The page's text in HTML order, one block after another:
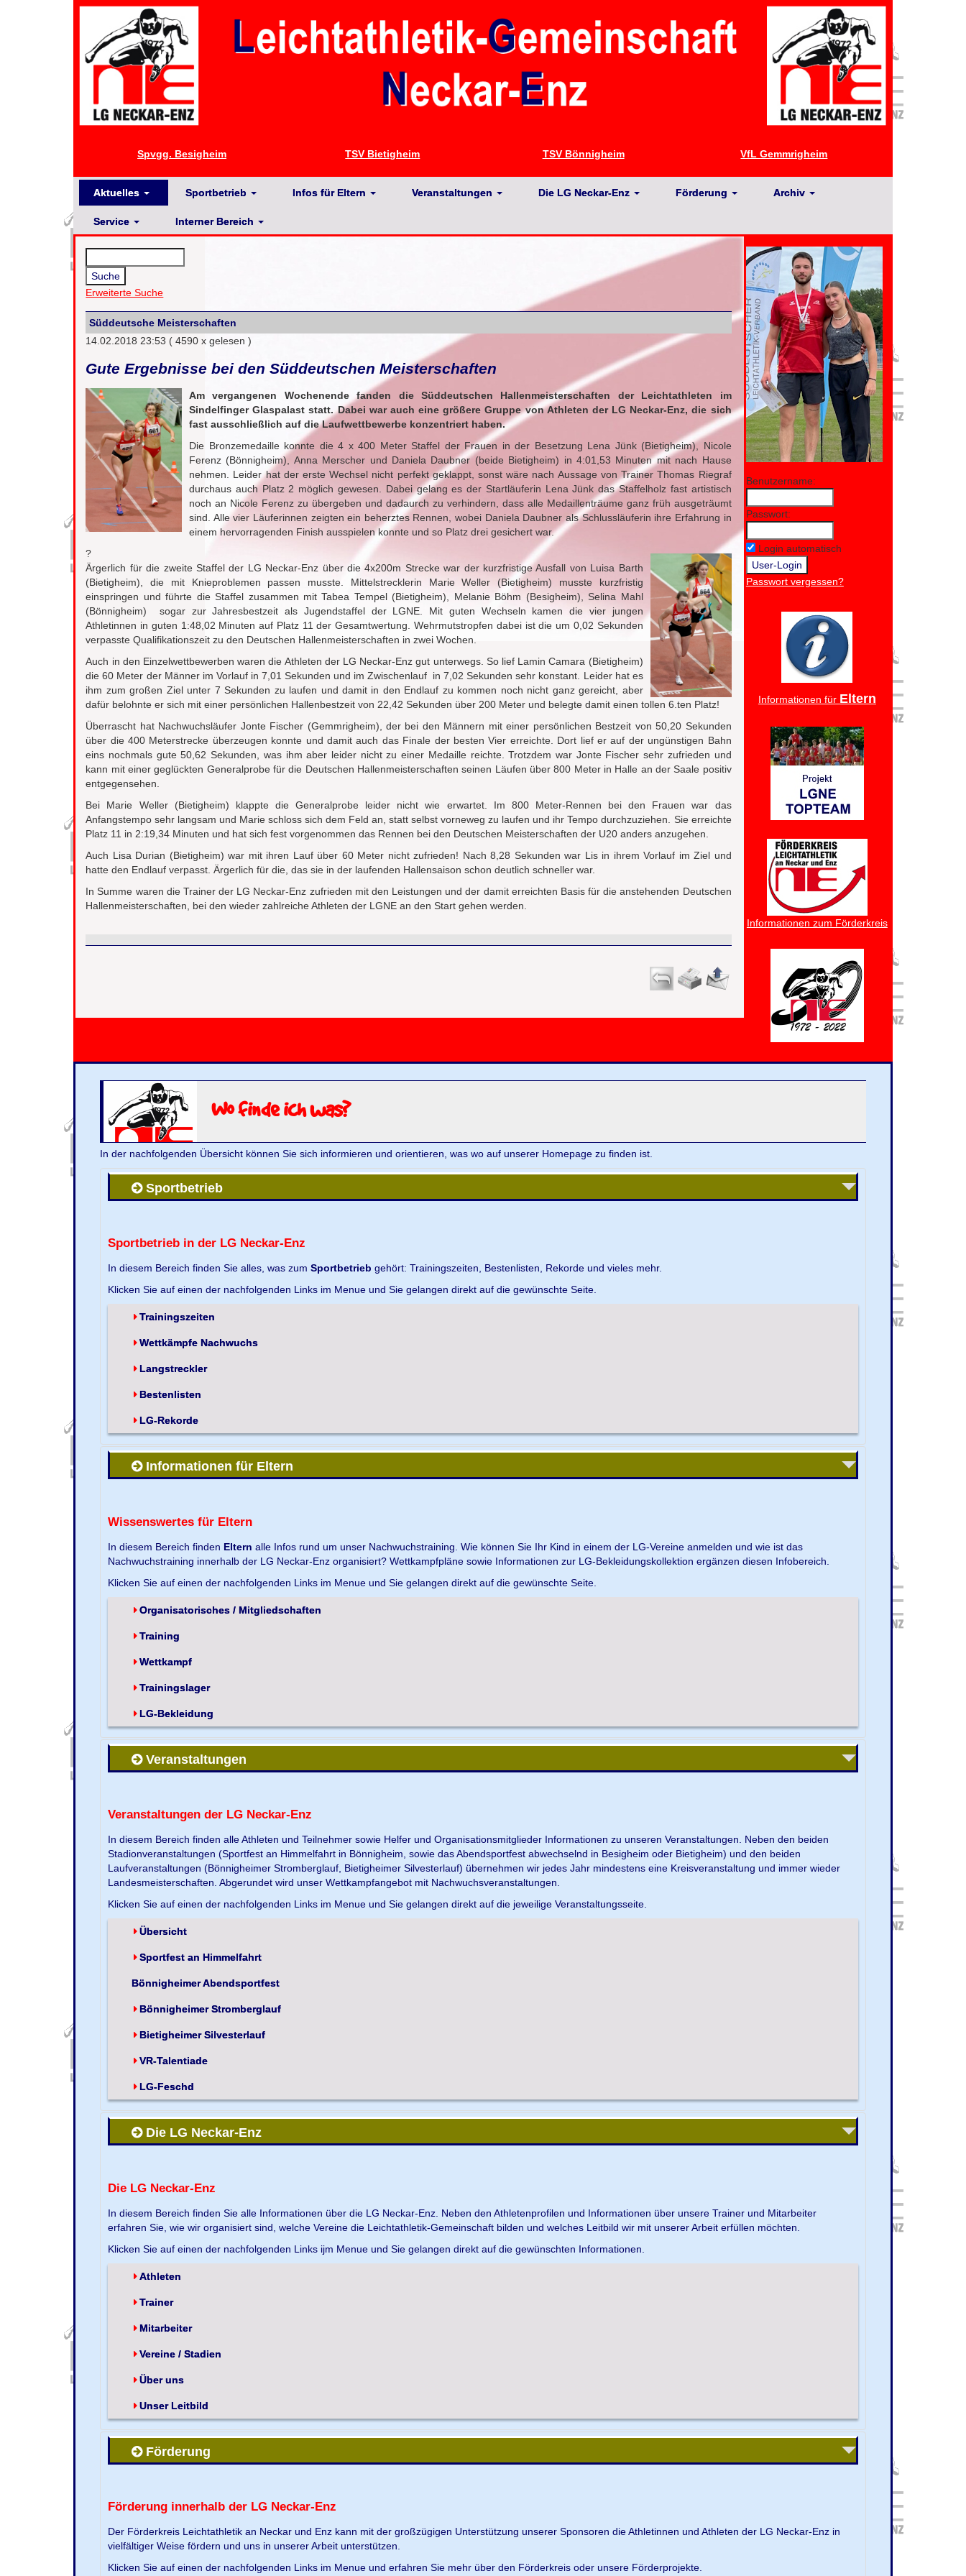
Spvgg. Besigheim TSV Bietigheim TSV Bönnigheim VfL Gemmrigheim
Aktuelles Sportbetrieb Infos für Eltern Veranstaltungen Die LG Neckar-Enz Förderung Archiv
Service Interner Bereich
Erweiterte Suche
Süddeutsche Meisterschaften
14.02.2018 23:53 ( 4590 x gelesen )
Gute Ergebnisse bei den Süddeutschen Meisterschaften
Am vergangenen Wochenende fanden die Süddeutschen Hallenmeisterschaften der Leichtathleten im
Sindelfinger Glaspalast statt. Dabei war auch eine größere Gruppe von Athleten der LG Neckar-Enz, die sich
fast ausschließlich auf die Laufwettbewerbe konzentriert haben.
Die Bronzemedaille konnte die 4 x 400 Meter Staffel der Frauen in der Besetzung Lena Jünk (Bietigheim), Nicole
Ferenz (Bönnigheim), Anna Merscher und Daniela Daubner (beide Bietigheim) in 4:01,53 Minuten mit nach Hause
nehmen. Leider hat der erste Wechsel nicht perfekt geklappt, sonst wäre nach Aussage von Trainer Thomas Riegraf
durchaus auch Platz 2 möglich gewesen. Dabei gelang es der Startläuferin Lena Jünk das Staffelholz fast artistisch
noch an Nicole Ferenz zu übergeben und dadaurch zu verhindern, dass alle Medaillenträume ganz früh ausgeträumt
sind. Alle vier Läuferinnen zeigten ein beherztes Rennen, wobei Daniela Daubner als Schlussläuferin ihre Erfahrung in
einem hervorragenden Finish ausspielen konnte und so Platz drei gesichert war.
?
Ärgerlich für die zweite Staffel der LG Neckar-Enz über die 4x200m Strecke war der kurzfristige Ausfall von Luisa Barth
(Bietigheim), die mit Knieproblemen passen musste. Mittelstrecklerin Marie Weller (Bietigheim) musste kurzfristig
einspringen und führte die Staffel zusammen mit Tabea Tempel (Bietigheim), Melanie Böhm (Besigheim), Selina Mahl
(Bönnigheim) sogar zur Jahresbestzeit als Jugendstaffel der LGNE. Mit guten Wechseln kamen die vier jungen
Athletinnen in guten 1:48,02 Minuten auf Platz 11 der Gesamtwertung. Wehrmutstropfen dabei ist die um 0,02 Sekunden
verpasste Qualifikationszeit zu den Deutschen Hallenmeisterschaften in zwei Wochen.
Auch in den Einzelwettbewerben waren die Athleten der LG Neckar-Enz gut unterwegs. So lief Lamin Camara (Bietigheim)
die 60 Meter der Männer im Vorlauf in 7,01 Sekunden und im Zwischenlauf in 7,02 Sekunden sehr konstant. Leider hat es
ihm zum großen Ziel unter 7 Sekunden zu laufen und damit in den Endlauf zu kommen noch nicht ganz gereicht, aber
dafür belohnte er sich mit einer persönlichen Hallenbestzeit von 22,42 Sekunden über 200 Meter und belegte damit einen tollen 6.ten Platz!
Überrascht hat Nachwuchsläufer Jonte Fischer (Gemmrigheim), der bei den Männern mit einer persönlichen Bestzeit von 50,20 Sekunden
über die 400 Meterstrecke überzeugen konnte und damit auch das Finale der besten Vier erreichte. Dort lief er auf der ungünstigen Bahn
eins nochmals gute 50,62 Sekunden, was ihm aber leider nicht zu einer Medaille reichte. Trotzdem war Jonte Fischer sehr zufrieden und
kann mit einer geglückten Generalprobe für die Deutschen Hallenmeisterschaften seinen Läufen über 800 Meter in Halle an der Saale positiv
entgegensehen.
Bei Marie Weller (Bietigheim) klappte die Generalprobe leider nicht wie erwartet. Im 800 Meter-Rennen bei den Frauen war das
Anfangstempo sehr langsam und Marie schloss sich dem Feld an, statt selbst vorneweg zu laufen und ihr Tempo durchzuziehen. Sie erreichte
Platz 11 in 2:19,34 Minuten und hat sich fest vorgenommen das Rennen bei den Deutschen Meisterschaften der U20 anders anzugehen.
Auch Lisa Durian (Bietigheim) war mit ihren Lauf über 60 Meter nicht zufrieden! Nach 8,28 Sekunden war Lis in ihrem Vorlauf im Ziel und
hatte den Endlauf verpasst. Ärgerlich für die, das sie in der laufenden Hallensaison schon deutlich schneller war.
In Summe waren die Trainer der LG Neckar-Enz zufrieden mit den Leistungen und der damit erreichten Basis für die anstehenden Deutschen
Hallenmeisterschaften, bei den wieder zahlreiche Athleten der LGNE an den Start gehen werden.
Benutzername:
Passwort:
Login automatisch
Passwort vergessen?
Informationen für Eltern
Informationen zum Förderkreis
Wo finde ich was?
In der nachfolgenden Übersicht können Sie sich informieren und orientieren, was wo auf unserer Homepage zu finden ist.
Sportbetrieb
Sportbetrieb in der LG Neckar-Enz
In diesem Bereich finden Sie alles, was zumSportbetrieb gehört: Trainingszeiten, Bestenlisten, Rekorde und vieles mehr.
Klicken Sie auf einen der nachfolgenden Links im Menue und Sie gelangen direkt auf die gewünschte Seite.
Trainingszeiten
Wettkämpfe Nachwuchs
Langstreckler
Bestenlisten
LG-Rekorde
Informationen für Eltern
Wissenswertes für Eltern
In diesem Bereich finden Eltern alle Infos rund um unser Nachwuchstraining. Wie können Sie Ihr Kind in einem der LG-Vereine anmelden und wie ist das
Nachwuchstraining innerhalb der LG Neckar-Enz organisiert? Wettkampfpläne sowie Informationen zur LG-Bekleidungskollektion ergänzen diesen Infobereich.
Klicken Sie auf einen der nachfolgenden Links im Menue und Sie gelangen direkt auf die gewünschte Seite.
Organisatorisches / Mitgliedschaften
Training
Wettkampf
Trainingslager
LG-Bekleidung
Veranstaltungen
Veranstaltungen der LG Neckar-Enz
In diesem Bereich finden alle Athleten und Teilnehmer sowie Helfer und Organisationsmitglieder Informationen zu unseren Veranstaltungen. Neben den beiden
Stadionveranstaltungen (Sportfest an Himmelfahrt in Bönnigheim, sowie das Abendsportfest abwechselnd in Besigheim oder Bietigheim) und den beiden
Laufveranstaltungen (Bönnigheimer Stromberglauf, Bietigheimer Silvesterlauf) übernehmen wir jedes Jahr mindestens eine Kreisveranstaltung und immer wieder
Landesmeisterschaften. Abgerundet wird unser Wettkampfangebot mit Nachwuchsveranstaltungen.
Klicken Sie auf einen der nachfolgenden Links im Menue und Sie gelangen direkt auf die jeweilige Veranstaltungsseite.
Übersicht
Sportfest an Himmelfahrt
Bönnigheimer Abendsportfest
Bönnigheimer Stromberglauf
Bietigheimer Silvesterlauf
VR-Talentiade
LG-Feschd
Die LG Neckar-Enz
Die LG Neckar-Enz
In diesem Bereich finden Sie alle Informationen über die LG Neckar-Enz. Neben den Athletenprofilen und Informationen über unsere Trainer und Mitarbeiter
erfahren Sie, wie wir organisiert sind, welche Vereine die Leichtathletik-Gemeinschaft bilden und welches Leitbild wir mit unserer Arbeit erfüllen möchten.
Klicken Sie auf einen der nachfolgenden Links ijm Menue und Sie gelangen direkt auf die gewünschten Informationen.
Athleten
Trainer
Mitarbeiter
Vereine / Stadien
Über uns
Unser Leitbild
Förderung
Förderung innerhalb der LG Neckar-Enz
Der Förderkreis Leichtathletik an Neckar und Enz kann mit der großzügigen Unterstützung unserer Sponsoren die Athletinnen und Athleten der LG Neckar-Enz in
vielfältiger Weise fördern und uns in unserer Arbeit unterstützen.
Klicken Sie auf einen der nachfolgenden Links im Menue und erfahren Sie mehr über den Förderkreis oder unsere Förderprojekte.